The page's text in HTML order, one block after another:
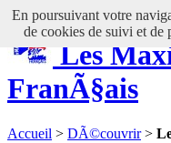
En poursuivant votre
de cookies de suivi et de
Les
FranÃ§ais
Accueil > DÃ©couvrir>